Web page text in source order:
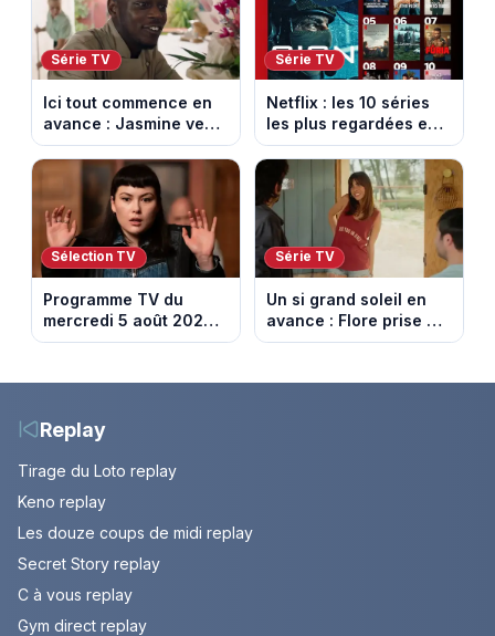
Série TV
Ici tout commence en
avance : Jasmine veut
retenir Louis. Episode
du 6 août 2026
(spoiler)
Série TV
Netflix : les 10 séries
les plus regardées en
France en ce moment
Sélection TV
Programme TV du
mercredi 5 août 2026 :
notre sélection pour
Série TV
Un si grand soleil en
avance : Flore prise au
piège. Episode du 6
Replay
Tirage du Loto replay
Keno replay
Les douze coups de midi replay
Secret Story replay
C à vous replay
Gym direct replay